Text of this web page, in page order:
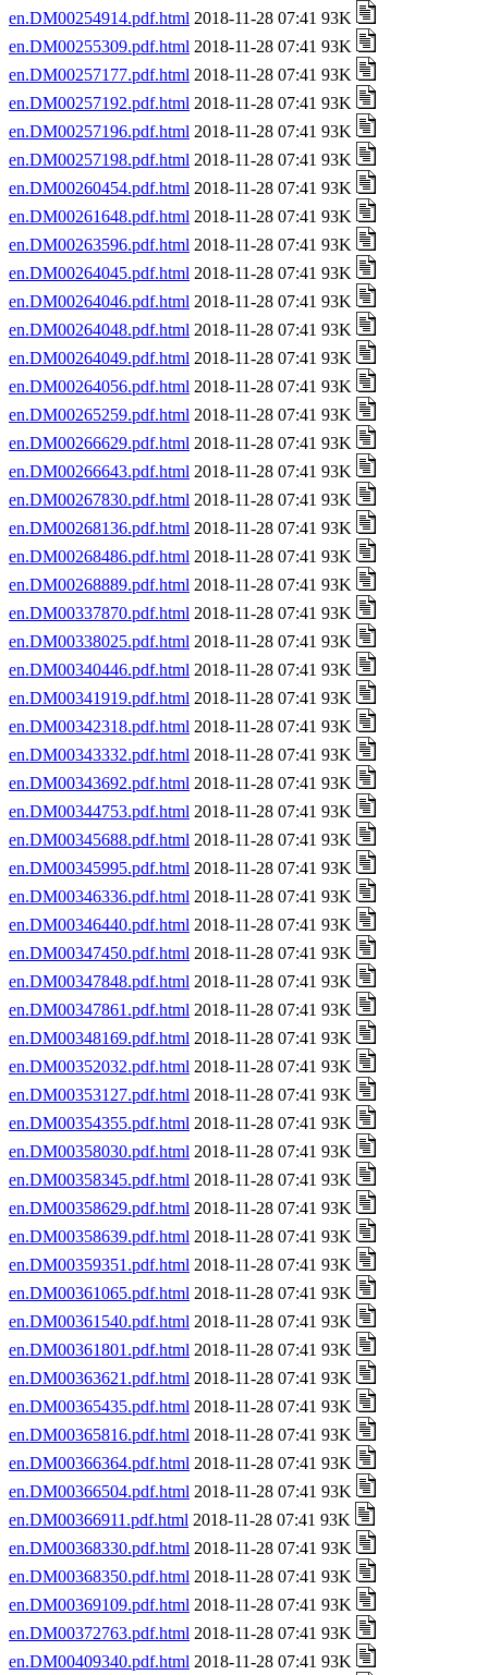
en.DM00254914.pdf.html 2018-11-28 07:41 93K
en.DM00255309.pdf.html 2018-11-28 07:41 93K
en.DM00257177.pdf.html 2018-11-28 07:41 93K
en.DM00257192.pdf.html 2018-11-28 07:41 93K
en.DM00257196.pdf.html 2018-11-28 07:41 93K
en.DM00257198.pdf.html 2018-11-28 07:41 93K
en.DM00260454.pdf.html 2018-11-28 07:41 93K
en.DM00261648.pdf.html 2018-11-28 07:41 93K
en.DM00263596.pdf.html 2018-11-28 07:41 93K
en.DM00264045.pdf.html 2018-11-28 07:41 93K
en.DM00264046.pdf.html 2018-11-28 07:41 93K
en.DM00264048.pdf.html 2018-11-28 07:41 93K
en.DM00264049.pdf.html 2018-11-28 07:41 93K
en.DM00264056.pdf.html 2018-11-28 07:41 93K
en.DM00265259.pdf.html 2018-11-28 07:41 93K
en.DM00266629.pdf.html 2018-11-28 07:41 93K
en.DM00266643.pdf.html 2018-11-28 07:41 93K
en.DM00267830.pdf.html 2018-11-28 07:41 93K
en.DM00268136.pdf.html 2018-11-28 07:41 93K
en.DM00268486.pdf.html 2018-11-28 07:41 93K
en.DM00268889.pdf.html 2018-11-28 07:41 93K
en.DM00337870.pdf.html 2018-11-28 07:41 93K
en.DM00338025.pdf.html 2018-11-28 07:41 93K
en.DM00340446.pdf.html 2018-11-28 07:41 93K
en.DM00341919.pdf.html 2018-11-28 07:41 93K
en.DM00342318.pdf.html 2018-11-28 07:41 93K
en.DM00343332.pdf.html 2018-11-28 07:41 93K
en.DM00343692.pdf.html 2018-11-28 07:41 93K
en.DM00344753.pdf.html 2018-11-28 07:41 93K
en.DM00345688.pdf.html 2018-11-28 07:41 93K
en.DM00345995.pdf.html 2018-11-28 07:41 93K
en.DM00346336.pdf.html 2018-11-28 07:41 93K
en.DM00346440.pdf.html 2018-11-28 07:41 93K
en.DM00347450.pdf.html 2018-11-28 07:41 93K
en.DM00347848.pdf.html 2018-11-28 07:41 93K
en.DM00347861.pdf.html 2018-11-28 07:41 93K
en.DM00348169.pdf.html 2018-11-28 07:41 93K
en.DM00352032.pdf.html 2018-11-28 07:41 93K
en.DM00353127.pdf.html 2018-11-28 07:41 93K
en.DM00354355.pdf.html 2018-11-28 07:41 93K
en.DM00358030.pdf.html 2018-11-28 07:41 93K
en.DM00358345.pdf.html 2018-11-28 07:41 93K
en.DM00358629.pdf.html 2018-11-28 07:41 93K
en.DM00358639.pdf.html 2018-11-28 07:41 93K
en.DM00359351.pdf.html 2018-11-28 07:41 93K
en.DM00361065.pdf.html 2018-11-28 07:41 93K
en.DM00361540.pdf.html 2018-11-28 07:41 93K
en.DM00361801.pdf.html 2018-11-28 07:41 93K
en.DM00363621.pdf.html 2018-11-28 07:41 93K
en.DM00365435.pdf.html 2018-11-28 07:41 93K
en.DM00365816.pdf.html 2018-11-28 07:41 93K
en.DM00366364.pdf.html 2018-11-28 07:41 93K
en.DM00366504.pdf.html 2018-11-28 07:41 93K
en.DM00366911.pdf.html 2018-11-28 07:41 93K
en.DM00368330.pdf.html 2018-11-28 07:41 93K
en.DM00368350.pdf.html 2018-11-28 07:41 93K
en.DM00369109.pdf.html 2018-11-28 07:41 93K
en.DM00372763.pdf.html 2018-11-28 07:41 93K
en.DM00409340.pdf.html 2018-11-28 07:41 93K